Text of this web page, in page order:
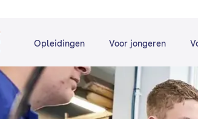
Opleidingen Voor jongeren